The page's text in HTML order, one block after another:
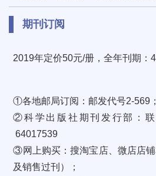
期刊订阅
2019年定价50元/册，全年刊期：4
①各地邮局订阅：邮发代号2-569 ；
②科学出版社期刊发行部：
64017539
③网上购买：搜淘宝店、微店店
及销售过刊）；